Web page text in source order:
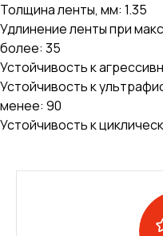
Толщина ленты, мм: 1.35
Удлинение ленты при
более: 35
Устойчивость к
Устойчивость к
менее: 90
Устойчивость к